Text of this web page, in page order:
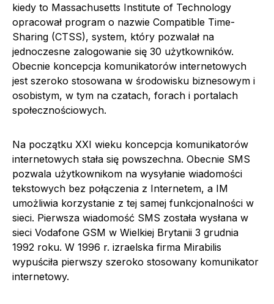
kiedy to Massachusetts Institute of Technology
opracował program o nazwie Compatible Time-
Sharing (CTSS), system, który pozwalał na
jednoczesne zalogowanie się 30 użytkowników.
Obecnie koncepcja komunikatorów internetowych
jest szeroko stosowana w środowisku biznesowym i
osobistym, w tym na czatach, forach i portalach
społecznościowych.
Na początku XXI wieku koncepcja komunikatorów
internetowych stała się powszechna. Obecnie SMS
pozwala użytkownikom na wysyłanie wiadomości
tekstowych bez połączenia z Internetem, a IM
umożliwia korzystanie z tej samej funkcjonalności w
sieci. Pierwsza wiadomość SMS została wysłana w
sieci Vodafone GSM w Wielkiej Brytanii 3 grudnia
1992 roku. W 1996 r. izraelska firma Mirabilis
wypuściła pierwszy szeroko stosowany komunikator
internetowy.